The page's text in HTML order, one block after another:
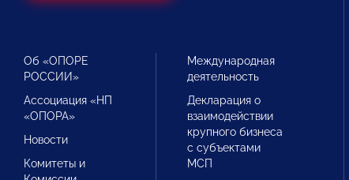
Об «ОПОРЕ
РОССИИ»
Ассоциация «НП
«ОПОРА»
Новости
Комитеты и
Международная
деятельность
Декларация о
взаимодействии
крупного бизнеса
с субъектами
МСП